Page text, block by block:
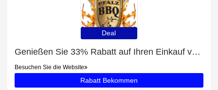
Deal
Genießen Sie 33% Rabatt auf Ihren Einkauf von Falzdeckel 99mm SRP, ausschließlich online
Besuchen Sie die Website
Rabatt Bekommen